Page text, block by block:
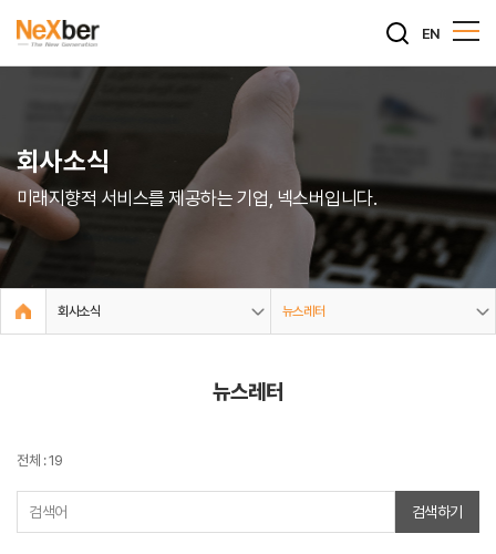
EN
회사소식
미래지향적 서비스를 제공하는 기업, 넥스버입니다.
회사소식 뉴스레터
뉴스레터
전체 : 19
검색하기